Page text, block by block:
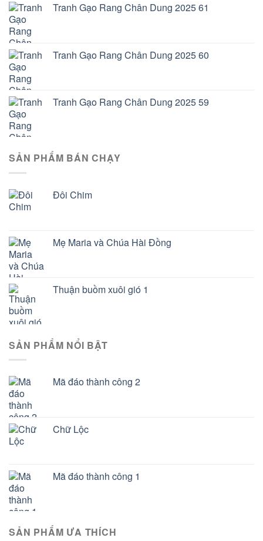
Tranh Gạo Rang Chân Dung 2025 61
Tranh Gạo Rang Chân Dung 2025 60
Tranh Gạo Rang Chân Dung 2025 59
SẢN PHẨM BÁN CHẠY
Đôi Chim
Mẹ Maria và Chúa Hài Đồng
Thuận buồm xuôi gió 1
SẢN PHẨM NỔI BẬT
Mã đáo thành công 2
Chữ Lộc
Mã đáo thành công 1
SẢN PHẨM ƯA THÍCH